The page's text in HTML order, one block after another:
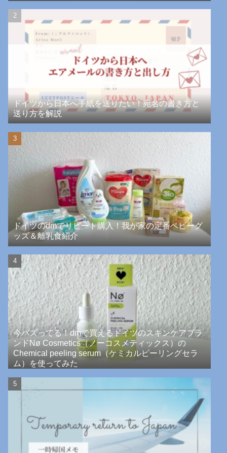
ドイツから日本へ手紙を送りたい！宛名の書き方と
送り方を解説
ドイツのdmでリピート購入！我が家の定番ベビーグ
ッズ＆離乳食紹介
今バズってる！dmで買えるドイツのスキンケアブラ
ンドNø Cosmetics（ノーコスメティックス）の
Chemical peeling serum（ケミカルピーリングセラ
ム）を使ってみた